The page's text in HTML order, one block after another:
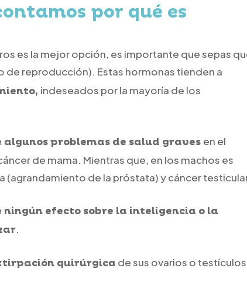
por qué es
es la mejor opción, es importante que sepas
de reproducción). Estas hormonas tienden a
indeseados por la mayoría de los
problemas de salud graves en el
de mama. Mientras que, en los machos es
de la próstata) y cáncer
efecto sobre la inteligencia o la
.
quirúrgica de sus ovarios o